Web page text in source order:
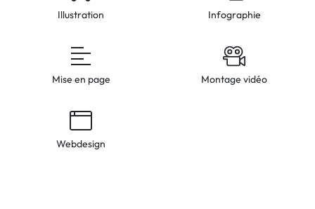
Illustration Infographie
Mise en page Montage vidéo
Webdesign